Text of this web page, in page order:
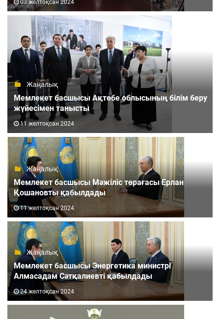
03 желтоқсан 2024
Жаңалық
Мемлекет басшысы Ақтөбе облысының білім беру
жүйесімен танысты
11 желтоқсан 2024
Жаңалық
Мемлекет басшысы Мәжіліс төрағасы Ерлан
Қошановты қабылдады
11 желтоқсан 2024
Жаңалық
Мемлекет басшысы Энергетика министрі
Алмасадам Сәтқалиевті қабылдады
24 желтоқсан 2024